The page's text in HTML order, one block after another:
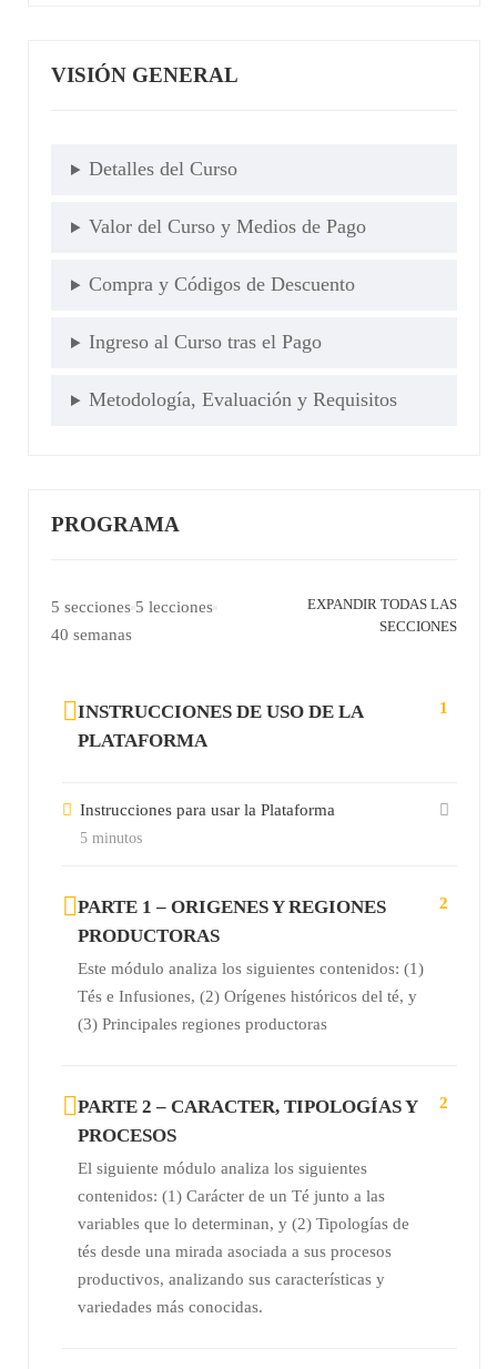
VISIÓN GENERAL
Detalles del Curso
Valor del Curso y Medios de Pago
Compra y Códigos de Descuento
Ingreso al Curso tras el Pago
Metodología, Evaluación y Requisitos
PROGRAMA
5 secciones 5 lecciones
40 semanas
EXPANDIR TODAS LAS
SECCIONES
INSTRUCCIONES DE USO DE LA
PLATAFORMA
1
Instrucciones para usar la Plataforma
5 minutos
PARTE 1 – ORIGENES Y REGIONES
PRODUCTORAS
Este módulo analiza los siguientes contenidos: (1)
Tés e Infusiones, (2) Orígenes históricos del té, y
(3) Principales regiones productoras
2
PARTE 2 – CARACTER, TIPOLOGÍAS Y
PROCESOS
El siguiente módulo analiza los siguientes
contenidos: (1) Carácter de un Té junto a las
variables que lo determinan, y (2) Tipologías de
tés desde una mirada asociada a sus procesos
productivos, analizando sus características y
variedades más conocidas.
2